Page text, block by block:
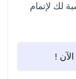
لك لإتمام
!